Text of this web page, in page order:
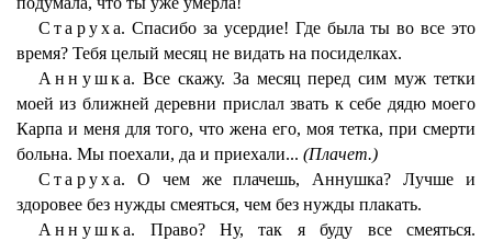
Старуха. Спасибо за усердие! Где была ты во все это
время? Тебя целый месяц не видать на посиделках.
Аннушка. Все скажу. За месяц перед сим муж тетки
моей из ближней деревни прислал звать к себе дядю моего
Карпа и меня для того, что жена его, моя тетка, при смерти
больна. Мы поехали, да и приехали... (Плачет.)
Старуха. О чем же плачешь, Аннушка? Лучше и
здоровее без нужды смеяться, чем без нужды плакать.
Аннушка. Право? Ну, так я буду все смеяться.